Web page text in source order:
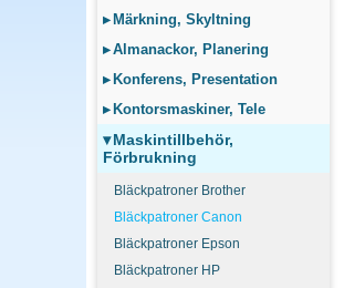
▸ Märkning, Skyltning
▸Almanackor, Planering
▸ Konferens, Presentation
▸ Kontorsmaskiner, Tele
▾Maskintillbehör,
Förbrukning
Bläckpatroner Brother
Bläckpatroner Canon
Bläckpatroner Epson
Bläckpatroner HP